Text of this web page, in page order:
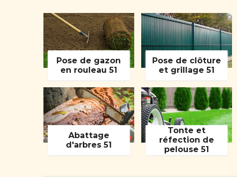
Pose de gazon
en rouleau 51
Pose de clôture
et grillage 51
Abattage
d'arbres 51
Tonte et
réfection de
pelouse 51